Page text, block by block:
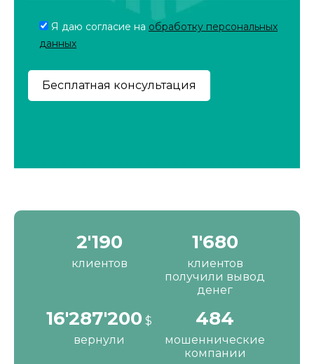
Я даю согласие на обработку персональных
данных
2'190
клиентов
1'680
клиентов
получили вывод
денег
16'287'200 $
вернули
484
мошеннические
компании